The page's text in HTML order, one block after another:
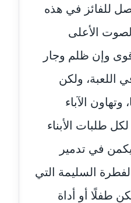
للفائز في هذه
الأعلى
وإن ظلم وجار
ولكن
الآباء
طلبات الأبناء
في تدمير
السليمة التي
طفلًا أو أداة